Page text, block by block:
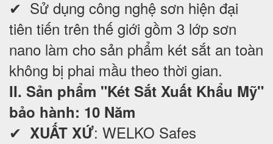
✔ Sử dụng công nghệ sơn hiện đại
tiên tiến trên thế giới gồm 3 lớp sơn
nano làm cho sản phẩm két sắt an toàn
không bị phai mầu theo thời gian.
II. Sản phẩm "Két Sắt Xuất Khẩu Mỹ"
bảo hành: 10 Năm
✔ XUẤT XỨ: WELKO Safes